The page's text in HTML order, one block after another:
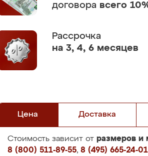
договора всего
Рассрочка
на 3, 4, 6 месяцев
Цена Доставка
Стоимость зависит от размеров и
8 (800) 511-89-55, 8 (495) 665-24-01